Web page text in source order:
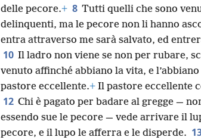
delle pecore.+ 8 Tutti quelli che sono
delinquenti, ma le pecore non li hanno
entra attraverso me sarà salvato, ed
10 Il ladro non viene se non per rubare,
venuto affinché abbiano la vita, e
pastore eccellente.+ Il pastore eccellente
12 Chi è pagato per badare al gregge —
essendo sue le pecore — vede arrivare il
pecore, e il lupo le afferra e le disperde.